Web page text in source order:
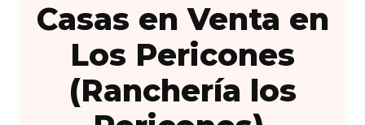
Casas en Venta en
Los Pericones
(Ranchería los